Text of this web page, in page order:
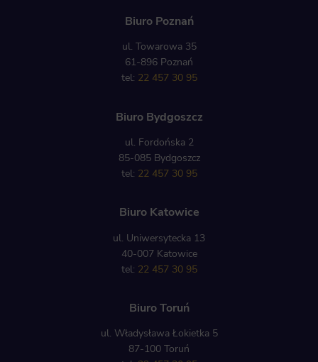
Biuro Poznań
ul. Towarowa 35
61-896 Poznań
tel: 22 457 30 95
Biuro Bydgoszcz
ul. Fordońska 2
85-085 Bydgoszcz
tel: 22 457 30 95
Biuro Katowice
ul. Uniwersytecka 13
40-007 Katowice
tel: 22 457 30 95
Biuro Toruń
ul. Władysława Łokietka 5
87-100 Toruń